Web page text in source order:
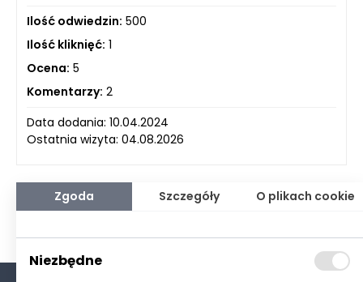
Ilość odwiedzin: 500
Ilość kliknięć: 1
Ocena: 5
Komentarzy: 2
Data dodania: 10.04.2024
Ostatnia wizyta: 04.08.2026
Zgoda Szczegóły O plikach cookie
Niezbędne